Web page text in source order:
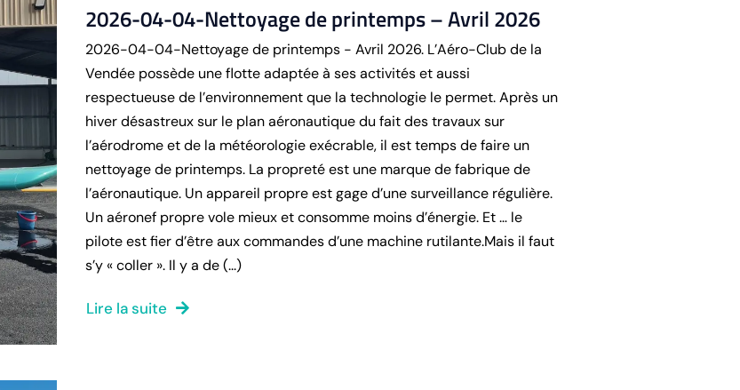
2026-04-04-Nettoyage de printemps – Avril 2026
2026-04-04-Nettoyage de printemps - Avril 2026. L’Aéro-Club de la
Vendée possède une flotte adaptée à ses activités et aussi
respectueuse de l’environnement que la technologie le permet. Après un
hiver désastreux sur le plan aéronautique du fait des travaux sur
l’aérodrome et de la météorologie exécrable, il est temps de faire un
nettoyage de printemps. La propreté est une marque de fabrique de
l’aéronautique. Un appareil propre est gage d’une surveillance régulière.
Un aéronef propre vole mieux et consomme moins d’énergie. Et … le
pilote est fier d’être aux commandes d’une machine rutilante.Mais il faut
s’y « coller ». Il y a de (...)
Lire la suite